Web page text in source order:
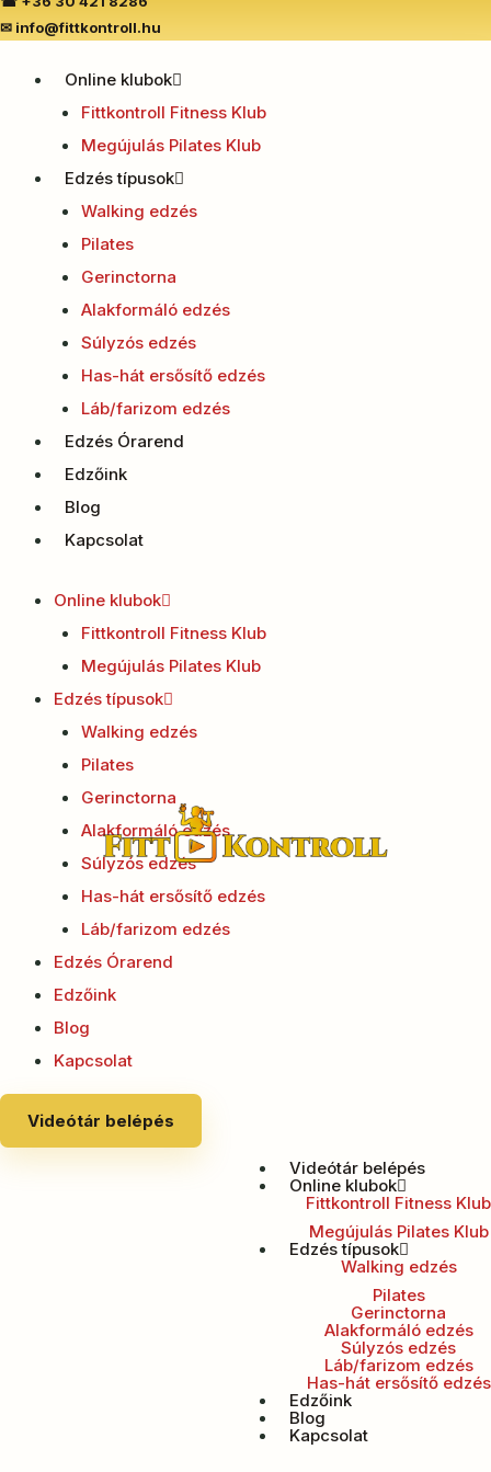
✉ info@fittkontroll.hu
Online klubok
Fittkontroll Fitness Klub
Megújulás Pilates Klub
Edzés típusok
Walking edzés
Pilates
Gerinctorna
Alakformáló edzés
Súlyzós edzés
Has-hát ersősítő edzés
Láb/farizom edzés
Edzés Órarend
Edzőink
Blog
Kapcsolat
Online klubok
Fittkontroll Fitness Klub
Megújulás Pilates Klub
Edzés típusok
Walking edzés
Pilates
Gerinctorna
Alakformáló edzés
Súlyzós edzés
Has-hát ersősítő edzés
Láb/farizom edzés
Edzés Órarend
Edzőink
Blog
Kapcsolat
Videótár belépés
Videótár belépés
Online klubok
Fittkontroll Fitness Klub
Megújulás Pilates Klub
Edzés típusok
Walking edzés
Pilates
Gerinctorna
Alakformáló edzés
Súlyzós edzés
Láb/farizom edzés
Has-hát ersősítő edzés
Edzőink
Blog
Kapcsolat